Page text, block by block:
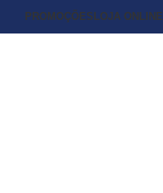
PROMOÇÕES LOJA ONLINE